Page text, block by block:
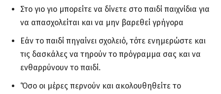
Στο γιο γιο μπορείτε να δίνετε στο παιδί παιχνίδια για
να απασχολείται και να μην βαρεθεί γρήγορα
Εάν το παιδί πηγαίνει σχολειό, τότε ενημερώστε και
τις δασκάλες να τηρούν το πρόγραμμα σας και να
ενθαρρύνουν το παιδί.
‘Όσο οι μέρες περνούν και ακολουθηθείτε το